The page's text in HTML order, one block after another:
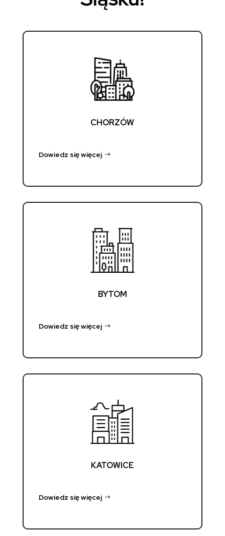
CHORZÓW
Dowiedz się więcej
BYTOM
Dowiedz się więcej
KATOWICE
Dowiedz się więcej